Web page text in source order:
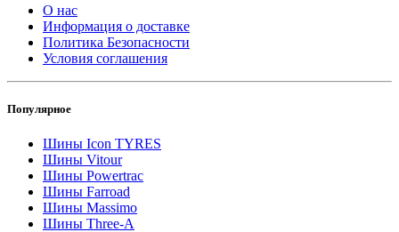
О нас
Информация о доставке
Политика Безопасности
Условия соглашения
Популярное
Шины Icon TYRES
Шины Vitour
Шины Powertrac
Шины Farroad
Шины Massimo
Шины Three-A